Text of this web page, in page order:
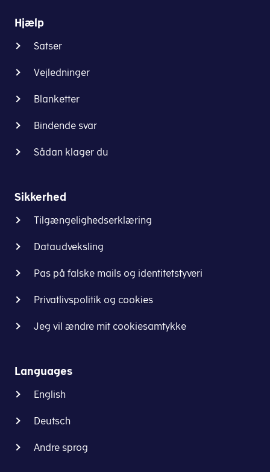
Hjælp
Satser
Vejledninger
Blanketter
Bindende svar
Sådan klager du
Sikkerhed
Tilgængelighedserklæring
Dataudveksling
Pas på falske mails og identitetstyveri
Privatlivspolitik og cookies
Jeg vil ændre mit cookiesamtykke
Languages
English
Deutsch
Andre sprog